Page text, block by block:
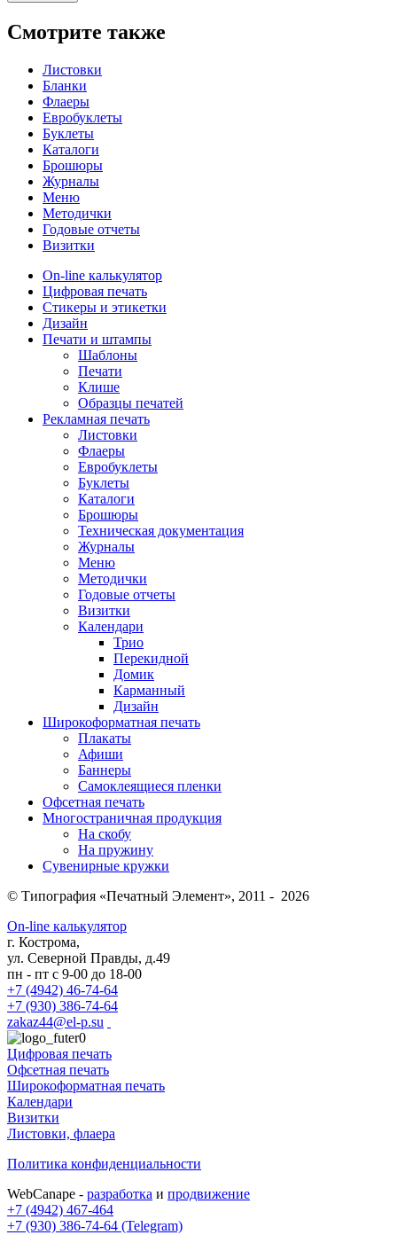
Смотрите также
Листовки
Бланки
Флаеры
Евробуклеты
Буклеты
Каталоги
Брошюры
Журналы
Меню
Методички
Годовые отчеты
Визитки
On-line калькулятор
Цифровая печать
Стикеры и этикетки
Дизайн
Печати и штампы
Шаблоны
Печати
Клише
Образцы печатей
Рекламная печать
Листовки
Флаеры
Евробуклеты
Буклеты
Каталоги
Брошюры
Техническая документация
Журналы
Меню
Методички
Годовые отчеты
Визитки
Календари
Трио
Перекидной
Домик
Карманный
Дизайн
Широкоформатная печать
Плакаты
Афиши
Баннеры
Самоклеящиеся пленки
Офсетная печать
Многостраничная продукция
На скобу
На пружину
Сувенирные кружки
© Типография «Печатный Элемент», 2011 - 2026
On-line калькулятор
г. Кострома,
ул. Северной Правды, д.49
пн - пт с 9-00 до 18-00
+7 (4942) 46-74-64
+7 (930) 386-74-64
zakaz44@el-p.su
Цифровая печать
Офсетная печать
Широкоформатная печать
Календари
Визитки
Листовки, флаера
Политика конфиденциальности
WebCanape - разработка и продвижение
+7 (4942) 467-464
+7 (930) 386-74-64 (Telegram)